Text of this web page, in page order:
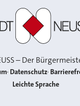
– Der
Datenschutz
Leichte Sprache